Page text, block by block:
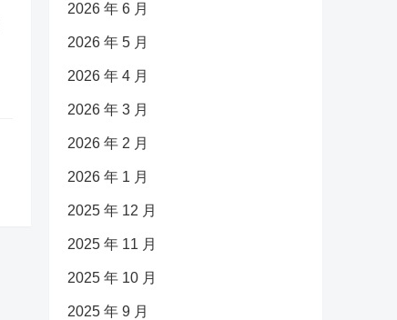
2026 年 6 月
2026 年 5 月
2026 年 4 月
2026 年 3 月
2026 年 2 月
2026 年 1 月
2025 年 12 月
2025 年 11 月
2025 年 10 月
2025 年 9 月